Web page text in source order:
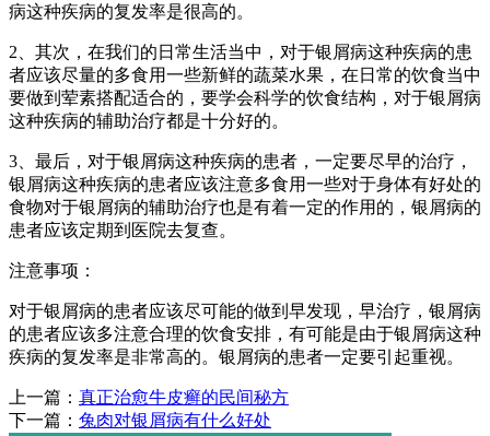
病这种疾病的复发率是很高的。
2、其次，在我们的日常生活当中，对于银屑病这种疾病的患
者应该尽量的多食用一些新鲜的蔬菜水果，在日常的饮食当中
要做到荤素搭配适合的，要学会科学的饮食结构，对于银屑病
这种疾病的辅助治疗都是十分好的。
3、最后，对于银屑病这种疾病的患者，一定要尽早的治疗，
银屑病这种疾病的患者应该注意多食用一些对于身体有好处的
食物对于银屑病的辅助治疗也是有着一定的作用的，银屑病的
患者应该定期到医院去复查。
注意事项：
对于银屑病的患者应该尽可能的做到早发现，早治疗，银屑病
的患者应该多注意合理的饮食安排，有可能是由于银屑病这种
疾病的复发率是非常高的。银屑病的患者一定要引起重视。
上一篇： 真正治愈牛皮癣的民间秘方
下一篇： 兔肉对银屑病有什么好处